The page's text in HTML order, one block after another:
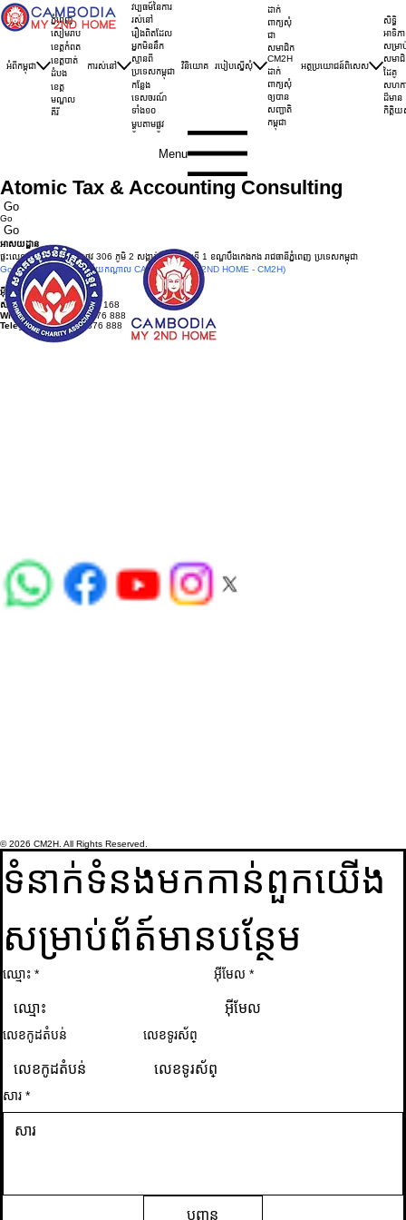
អំពីកម្ពុជា
ភ្នំពេញ
សៀមរាប
ខេត្តកំពត
ខេត្តបាត់
ដំបង
ខេត្ត
មណ្ឌល
គីរី
ការស់នៅ
វប្បធម៍នៃការ
រស់នៅ
រឿងពិតដែល
អ្នកមិននឹក
ស្មានពី
ប្រទេសកម្ពុជា
កន្លែង
ទេសចរណ៍
ទាំង១០
ម្ហូបតាមផ្លូវ
វិនិយោគ របៀបស្នើសុំ
ដាក់
ពាក្យសុំ
ជា
សមាជិក
CM2H
ដាក់
ពាក្យសុំ
ឲ្យបាន
សញ្ជាតិ
កម្ពុជា
អត្ថប្រយោជន៍ពិសេស
សិទ្ធិ
អាទិភ
សម្រា
សមា
ដៃគូ
សហក
ដ៏មាន
កិត្តិ
Menu
Atomic Tax & Accounting Consulting
Go
Go
Go
អាសយដ្ឋាន
ផ្ទះលេខ 203 ផ្លូវ 63 កែងផ្លូវ 306 ភូមិ 2 សង្កាត់បឹងកេងកងទី 1 ខណ្ឌបឹងកេងកង រាជធានីភ្នំពេញ ប្រទេសកម្ពុជា
Google Map –
(ការិយាល័យកណ្ដាល CAMBODIA MY 2ND HOME - CM2H)
អ៊ីមែល : info@cm2h.com
សំណួរទូទៅ :+855 69 590 168
WhatsApp : +855 87 576 888
Telegram :+855 87 576 888
© 2026 CM2H. All Rights Reserved.
ទំនាក់ទំនងមកកាន់ពួកយើង
សម្រាប់ព័ត៍មានបន្ថែម
សារ *